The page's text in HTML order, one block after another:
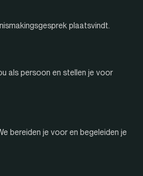
plaatsvindt.
als persoon en stellen je voor
bereiden je voor en begeleiden je